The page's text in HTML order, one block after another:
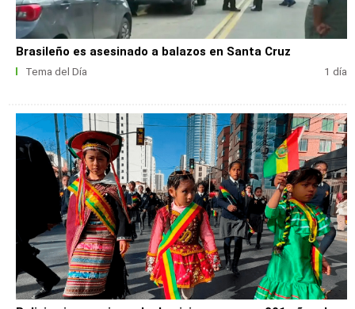
Brasileño es asesinado a balazos en Santa Cruz
Tema del Día 1 día